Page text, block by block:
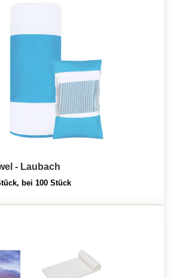
- Laubach
bei 100 Stück